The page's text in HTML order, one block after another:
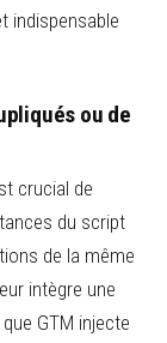
indispensable
ou de
crucial de
du script
de la même
intègre une
GTM injecte